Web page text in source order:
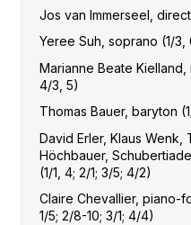
Jos van Immerseel,
Yeree Suh, soprano (1/3,
Marianne Beate Kielland,
4/3, 5)
Thomas Bauer, baryton
David Erler, Klaus Wenk,
Höchbauer,
(1/1, 4; 2/1; 3/5; 4/2)
Claire Chevallier, piano-
1/5; 2/8-10; 3/1; 4/4)